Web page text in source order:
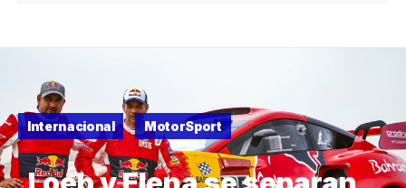
Internacional MotorSport